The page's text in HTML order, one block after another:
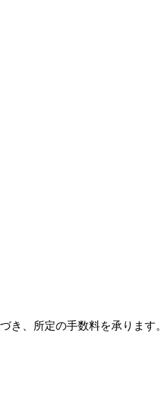
き、所定の手数料を承ります。